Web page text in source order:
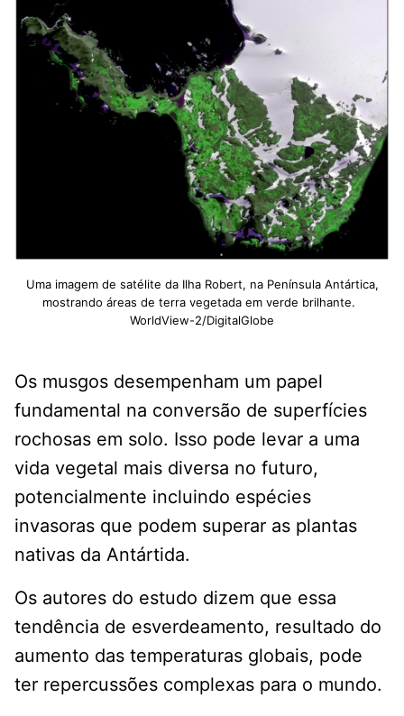
Uma imagem de satélite da Ilha Robert, na Península Antártica,
mostrando áreas de terra vegetada em verde brilhante.
WorldView-2/DigitalGlobe
Os musgos desempenham um papel
fundamental na conversão de superfícies
rochosas em solo. Isso pode levar a uma
vida vegetal mais diversa no futuro,
potencialmente incluindo espécies
invasoras que podem superar as plantas
nativas da Antártida.
Os autores do estudo dizem que essa
tendência de esverdeamento, resultado do
aumento das temperaturas globais, pode
ter repercussões complexas para o mundo.